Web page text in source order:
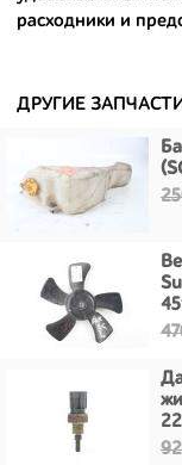
- имеют большой
расходники и
ДРУГИЕ